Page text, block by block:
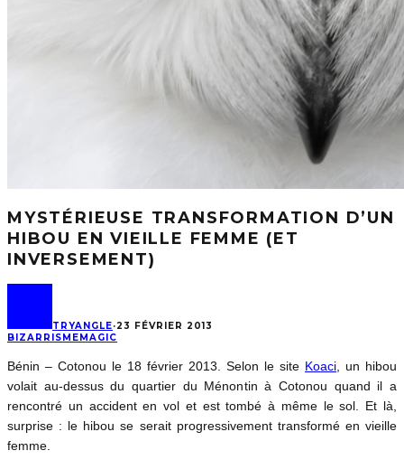
MYSTÉRIEUSE TRANSFORMATION D’UN
HIBOU EN VIEILLE FEMME (ET
INVERSEMENT)
TRYANGLE·23 FÉVRIER 2013
BIZARRISME MAGIC
Bénin – Cotonou le 18 février 2013. Selon le site Koaci , un hibou
volait au-dessus du quartier du Ménontin à Cotonou quand il a
rencontré un accident en vol et est tombé à même le sol. Et là,
surprise : le hibou se serait progressivement transformé en vieille
femme.